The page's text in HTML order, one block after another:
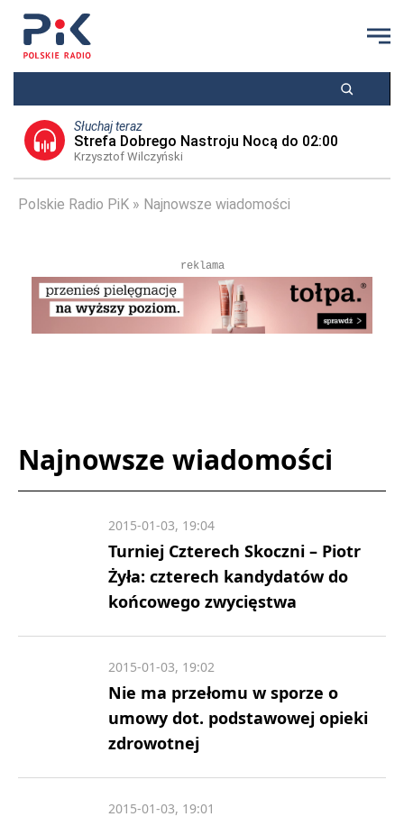
Słuchaj teraz
Strefa Dobrego Nastroju Nocą do 02:00
Krzysztof Wilczyński
Polskie Radio PiK Najnowsze wiadomości
reklama
Najnowsze wiadomości
Turniej Czterech Skoczni – Piotr
Żyła: czterech kandydatów do
końcowego zwycięstwa
2015-01-03, 19:04
Nie ma przełomu w sporze o
umowy dot. podstawowej opieki
zdrowotnej
2015-01-03, 19:02
2015-01-03, 19:01